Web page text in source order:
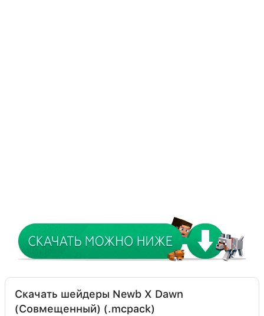
Скачать шейдеры Newb X Dawn
(Совмещенный) (.mcpack)